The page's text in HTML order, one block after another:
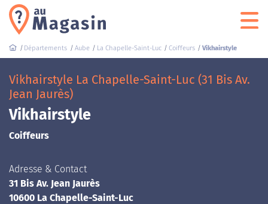
Départements Aube La Chapelle-Saint-Luc Coiffeurs Vikhairstyle
Vikhairstyle La Chapelle-Saint-Luc (31 Bis Av.
Jean Jaurès)
Vikhairstyle
Coiffeurs
Adresse & Contact
31 Bis Av. Jean Jaurès
10600 La Chapelle-Saint-Luc